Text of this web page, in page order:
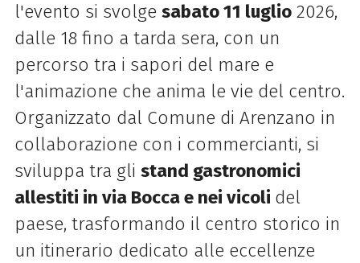
l'evento si svolge sabato 11 luglio2026,
dalle 18 fino a tarda sera, con un
percorso tra i sapori del mare e
l'animazione che anima le vie del centro.
Organizzato dal Comune di Arenzano in
collaborazione con i commercianti, si
sviluppa tra gli stand gastronomici
allestiti in via Bocca e nei vicoli del
paese, trasformando il centro storico in
un itinerario dedicato alle eccellenze